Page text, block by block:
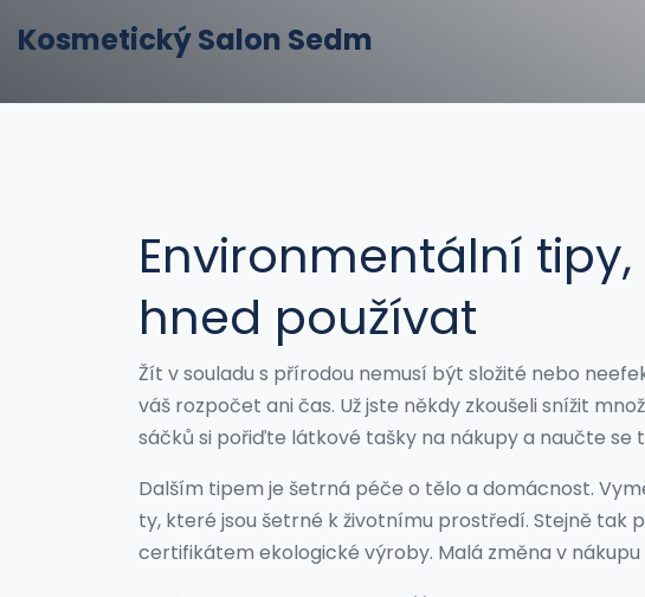
Kosmetický Salon Sedm
Environmentální
hned používat
Žít v souladu s přírodou nemusí být složité nebo
váš rozpočet ani čas. Už jste někdy zkoušeli snížit
sáčků si pořiďte látkové tašky na nákupy a naučte
Dalším tipem je šetrná péče o tělo a domácnost.
ty, které jsou šetrné k životnímu prostředí. Stejně tak
certifikátem ekologické výroby. Malá změna v